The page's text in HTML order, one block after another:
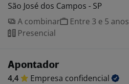
São José dos Campos - SP
A combinar
Entre 3 e 5 anos
Presencial
Apontador
4,4 Empresa confidencial